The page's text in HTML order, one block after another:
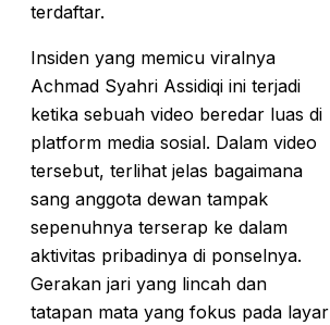
terdaftar.
Insiden yang memicu viralnya
Achmad Syahri Assidiqi ini terjadi
ketika sebuah video beredar luas di
platform media sosial. Dalam video
tersebut, terlihat jelas bagaimana
sang anggota dewan tampak
sepenuhnya terserap ke dalam
aktivitas pribadinya di ponselnya.
Gerakan jari yang lincah dan
tatapan mata yang fokus pada layar